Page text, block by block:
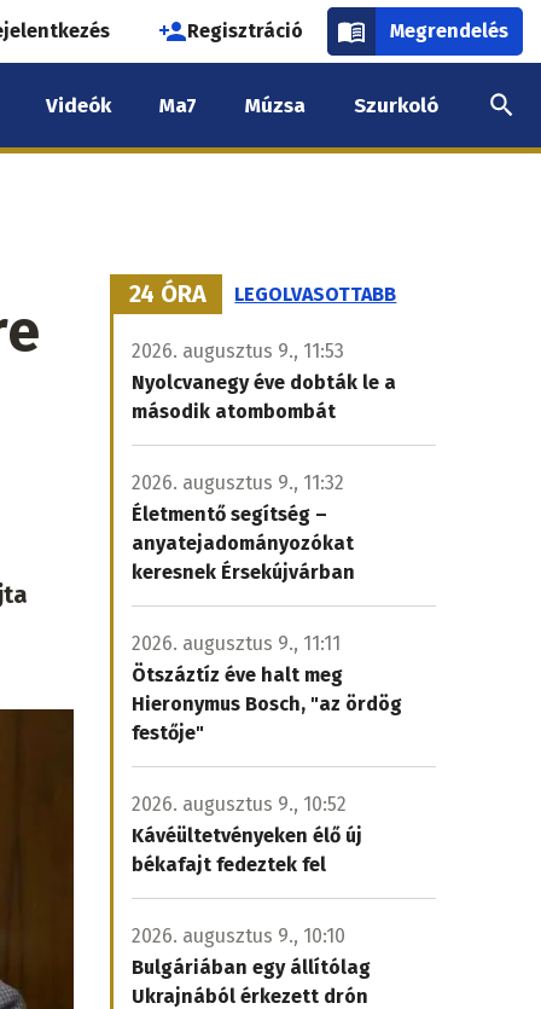
Regisztráció Megrendelés
Videók Ma7 Múzsa Szurkoló
24 ÓRA LEGOLVASOTTABB
2026. augusztus 9., 11:53
Nyolcvanegy éve dobták le a
második atombombát
2026. augusztus 9., 11:32
Életmentő segítség –
anyatejadományozókat
keresnek Érsekújvárban
2026. augusztus 9., 11:11
Ötszáztíz éve halt meg
Hieronymus Bosch, "az ördög
festője"
2026. augusztus 9., 10:52
Kávéültetvényeken élő új
békafajt fedeztek fel
2026. augusztus 9., 10:10
Bulgáriában egy állítólag
Ukrajnából érkezett drón